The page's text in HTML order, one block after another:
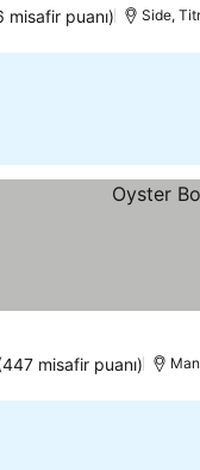
misafir puanı) Side,
misafir puanı)